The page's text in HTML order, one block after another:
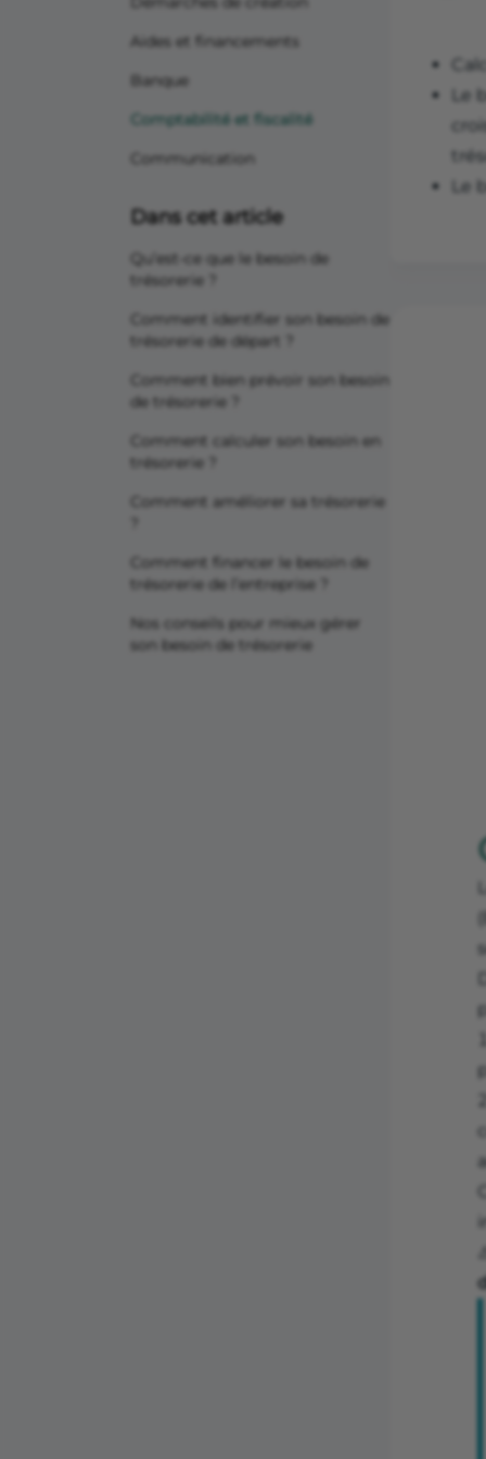
Aides et financements
Banque
Comptabilité et fiscalité
Communication
Dans cet article
Qu’est-ce que le besoin de
trésorerie ?
Comment identifier son besoin de
trésorerie de départ ?
Comment bien prévoir son besoin
de trésorerie ?
Comment calculer son besoin en
trésorerie ?
Comment améliorer sa trésorerie
Comment financer le besoin de
trésorerie de l’entreprise ?
Nos conseils pour mieux gérer
son besoin de trésorerie
Le
Le